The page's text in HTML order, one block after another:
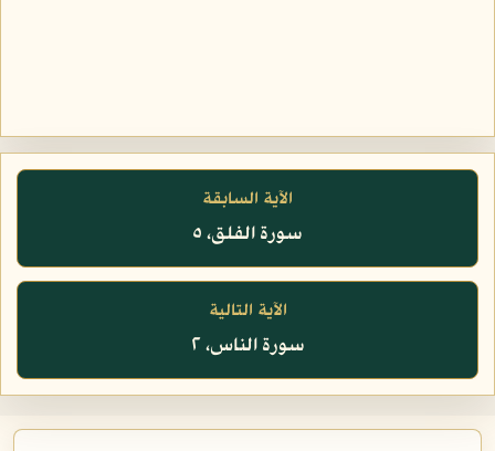
الآية السابقة
سورة الفلق، ٥
الآية التالية
سورة الناس، ٢